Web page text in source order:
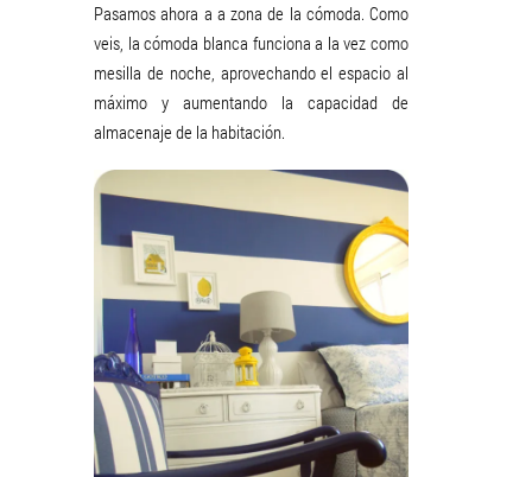
Pasamos ahora a a zona de la cómoda. Como
veis, la cómoda blanca funciona a la vez como
mesilla de noche, aprovechando el espacio al
máximo y aumentando la capacidad de
almacenaje de la habitación.